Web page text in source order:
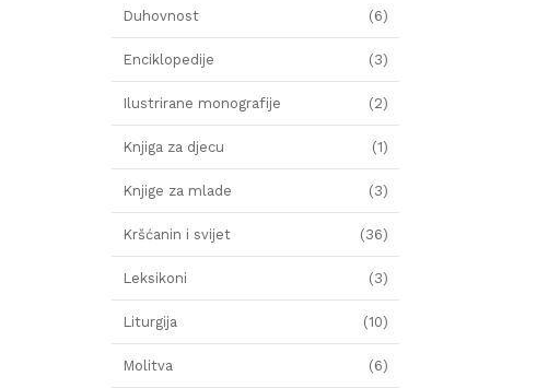
Duhovnost (6)
Enciklopedije (3)
Ilustrirane monografije (2)
Knjiga za djecu (1)
Knjige za mlade (3)
Kršćanin i svijet (36)
Leksikoni (3)
Liturgija (10)
Molitva (6)